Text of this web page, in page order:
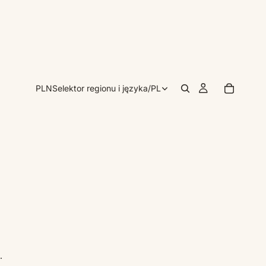
PLNSelektor regionu i języka/PL